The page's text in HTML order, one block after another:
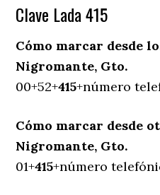
Clave Lada 415
Cómo marcar desde
Nigromante, Gto.
00+52+415+número
Cómo marcar desde
Nigromante, Gto.
01+415+número